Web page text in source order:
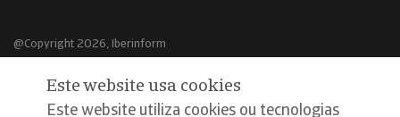
@Copyright 2026, Iberinform
Aviso legalEste website usa cookies
Este website utiliza cookies ou tecnologias